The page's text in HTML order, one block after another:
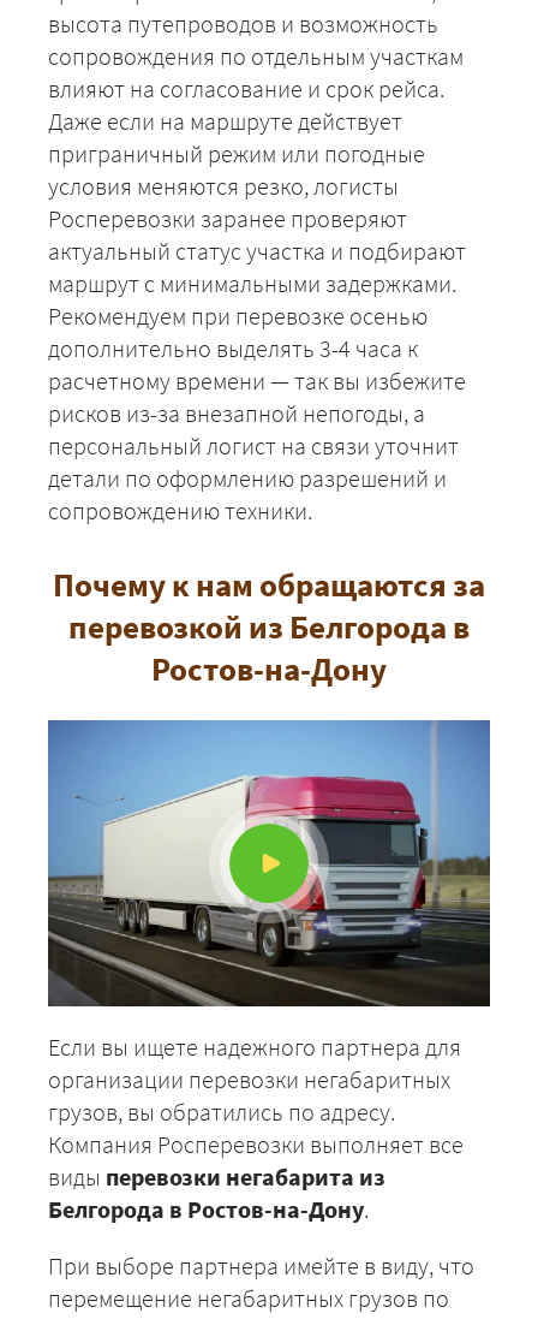
высота путепроводов и возможность
сопровождения по отдельным участкам
влияют на согласование и срок рейса.
Даже если на маршруте действует
приграничный режим или погодные
условия меняются резко, логисты
Росперевозки заранее проверяют
актуальный статус участка и подбирают
маршрут с минимальными задержками.
Рекомендуем при перевозке осенью
дополнительно выделять 3-4 часа к
расчетному времени — так вы избежите
рисков из-за внезапной непогоды, а
персональный логист на связи уточнит
детали по оформлению разрешений и
сопровождению техники.
Почему к нам обращаются за
перевозкой из Белгорода в
Ростов-на-Дону
Если вы ищете надежного партнера для
организации перевозки негабаритных
грузов, вы обратились по адресу.
Компания Росперевозки выполняет все
виды перевозки негабарита из
Белгорода в Ростов-на-Дону.
При выборе партнера имейте в виду, что
перемещение негабаритных грузов по
+7 (499) 520-05-23
ЗАКАЗАТЬ